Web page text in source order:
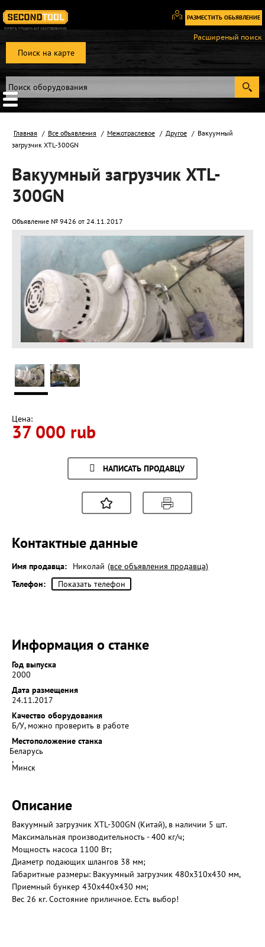
РАЗМЕСТИТЬ ОБЬЯВЛЕНИЕ
Вход
Регистрация
Поиск на карте
Расширеный поиск
Главная Все объявления Межотраслевое Другое
Вакуумный
загрузчик XTL-300GN
Вакуумный загрузчик XTL-
300GN
Объявление № 9426 от 24.11.2017
Цена:
37 000 rub
НАПИСАТЬ ПРОДАВЦУ
Контактные данные
Имя продавца: Николай (все объявления продавца)
Телефон:
Показать телефон
Информация о станке
Год выпуска
2000
Дата размещения
24.11.2017
Качество оборудования
Б/У, можно проверить в работе
Местоположение станка
Беларусь
,
Минск
Описание
Вакуумный загрузчик XTL-300GN (Китай), в наличии 5 шт.
Максимальная производительность - 400 кг/ч;
Мощность насоса 1100 Вт;
Диаметр подающих шлангов 38 мм;
Габаритные размеры: Вакуумный загрузчик 480х310х430 мм,
Приемный бункер 430х440х430 мм;
Вес 26 кг. Состояние приличное. Есть выбор!